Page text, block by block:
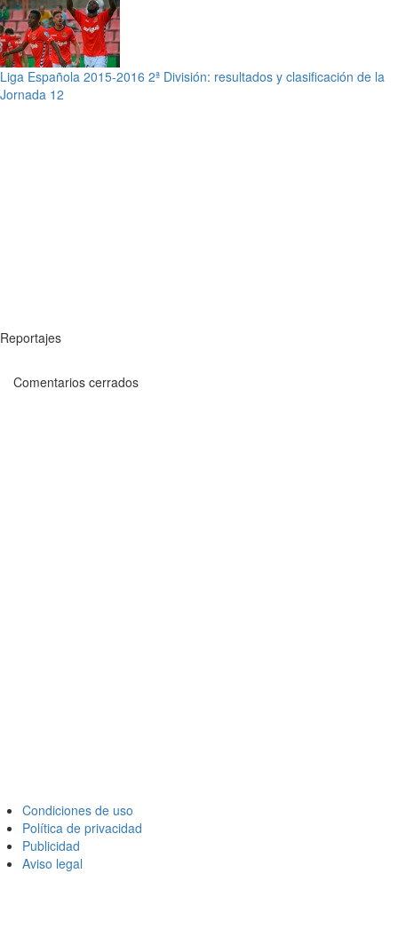
Liga Española 2015-2016 2ª División: resultados y clasificación de la
Jornada 12
Reportajes
Comentarios cerrados
Condiciones de uso
Política de privacidad
Publicidad
Aviso legal